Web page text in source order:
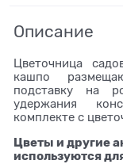
Описание
Цветочница
кашпо
подставку на
удержания
комплекте с
Цветы и другие
используются